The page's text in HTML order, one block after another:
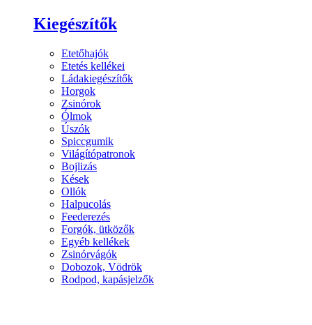
Kiegészítők
Etetőhajók
Etetés kellékei
Ládakiegészítők
Horgok
Zsinórok
Ólmok
Úszók
Spiccgumik
Világítópatronok
Bojlizás
Kések
Ollók
Halpucolás
Feederezés
Forgók, ütközők
Egyéb kellékek
Zsinórvágók
Dobozok, Vödrök
Rodpod, kapásjelzők